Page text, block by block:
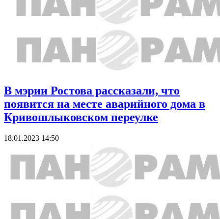
В мэрии Ростова рассказали, что
появится на месте аварийного дома в
Кривошлыковском переулке
18.01.2023 14:50